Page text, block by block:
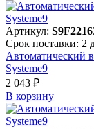
Артикул:
Срок поставки: 2
Автоматический
Systeme9
2 043 ₽
В корзинy